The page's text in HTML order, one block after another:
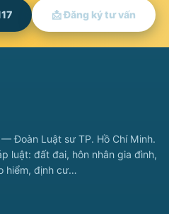
📩 Đăng ký tư vấn
Đoàn Luật sư TP. Hồ Chí Minh.
luật: đất đai, hôn nhân gia đình,
hiểm, định cư…